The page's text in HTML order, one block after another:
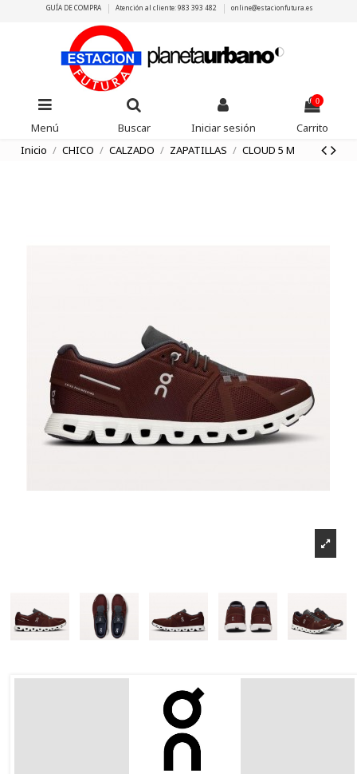
GUÍA DE COMPRA Atención al cliente: 983 393 482 online@estacionfutura.es
Menú Buscar Iniciar sesión
0
Carrito
Inicio
CHICO CALZADO ZAPATILLAS CLOUD 5 M